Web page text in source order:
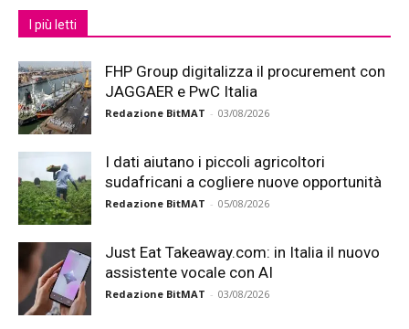
I più letti
FHP Group digitalizza il procurement con
JAGGAER e PwC Italia
Redazione BitMAT - 03/08/2026
I dati aiutano i piccoli agricoltori
sudafricani a cogliere nuove opportunità
Redazione BitMAT - 05/08/2026
Just Eat Takeaway.com: in Italia il nuovo
assistente vocale con AI
Redazione BitMAT - 03/08/2026